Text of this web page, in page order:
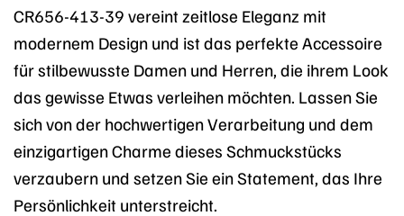
CR656-413-39 vereint zeitlose Eleganz mit
modernem Design und ist das perfekte Accessoire
für stilbewusste Damen und Herren, die ihrem Look
das gewisse Etwas verleihen möchten. Lassen Sie
sich von der hochwertigen Verarbeitung und dem
einzigartigen Charme dieses Schmuckstücks
verzaubern und setzen Sie ein Statement, das Ihre
Persönlichkeit unterstreicht.